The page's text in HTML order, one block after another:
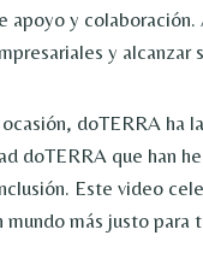
apoyo y
y alcanzar
doTERRA ha
doTERRA que han
Este video
mundo más justo para